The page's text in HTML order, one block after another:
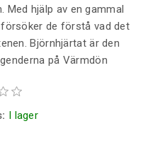
hjälp av en gammal
de förstå vad det
Björnhjärtat är den
på Värmdön
I lager